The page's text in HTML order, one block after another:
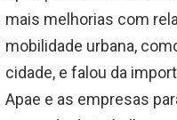
mais melhorias com
mobilidade urbana,
cidade, e falou da
Apae e as empresas